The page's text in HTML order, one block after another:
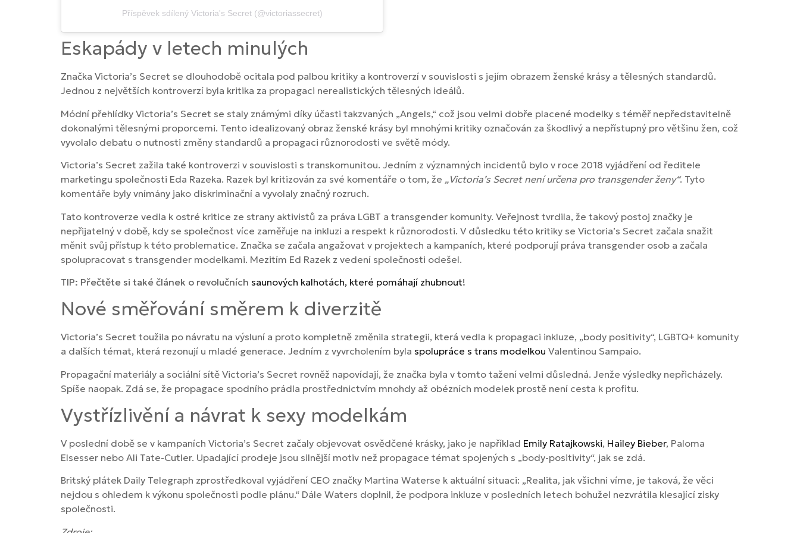
Příspěvek sdílený Victoria's Secret (@victoriassecret)
Eskapády v letech minulých
Značka Victoria’s Secret se dlouhodobě ocitala pod palbou kritiky a kontroverzí v souvislosti s jejím obrazem ženské krásy a tělesných standardů.
Jednou z největších kontroverzí byla kritika za propagaci nerealistických tělesných ideálů.
Módní přehlídky Victoria’s Secret se staly známými díky účasti takzvaných „Angels,“ což jsou velmi dobře placené modelky s téměř nepředstavitelně
dokonalými tělesnými proporcemi. Tento idealizovaný obraz ženské krásy byl mnohými kritiky označován za škodlivý a nepřístupný pro většinu žen, což
vyvolalo debatu o nutnosti změny standardů a propagaci různorodosti ve světě módy.
Victoria’s Secret zažila také kontroverzi v souvislosti s transkomunitou. Jedním z významných incidentů bylo v roce 2018 vyjádření od ředitele
marketingu společnosti Eda Razeka. Razek byl kritizován za své komentáře o tom, že „Victoria’s Secret není určena pro transgender ženy“. Tyto
komentáře byly vnímány jako diskriminační a vyvolaly značný rozruch.
Tato kontroverze vedla k ostré kritice ze strany aktivistů za práva LGBT a transgender komunity. Veřejnost tvrdila, že takový postoj značky je
nepřijatelný v době, kdy se společnost více zaměřuje na inkluzi a respekt k různorodosti. V důsledku této kritiky se Victoria’s Secret začala snažit
měnit svůj přístup k této problematice. Značka se začala angažovat v projektech a kampaních, které podporují práva transgender osob a začala
spolupracovat s transgender modelkami. Mezitím Ed Razek z vedení společnosti odešel.
TIP: Přečtěte si také článek o revolučních saunových kalhotách, které pomáhají zhubnout!
Nové směřování směrem k diverzitě
Victoria’s Secret toužila po návratu na výsluní a proto kompletně změnila strategii, která vedla k propagaci inkluze, „body positivity“, LGBTQ+ komunity
a dalších témat, která rezonují u mladé generace. Jedním z vyvrcholením byla spolupráce s trans modelkou Valentinou Sampaio.
Propagační materiály a sociální sítě Victoria’s Secret rovněž napovídají, že značka byla v tomto tažení velmi důsledná. Jenže výsledky nepřicházely.
Spíše naopak. Zdá se, že propagace spodního prádla prostřednictvím mnohdy až obézních modelek prostě není cesta k profitu.
Vystřízlivění a návrat k sexy modelkám
V poslední době se v kampaních Victoria’s Secret začaly objevovat osvědčené krásky, jako je například Emily Ratajkowski, Hailey Bieber, Paloma
Elsesser nebo Ali Tate-Cutler. Upadající prodeje jsou silnější motiv než propagace témat spojených s „body-positivity“, jak se zdá.
Britský plátek Daily Telegraph zprostředkoval vyjádření CEO značky Martina Waterse k aktuální situaci: „Realita, jak všichni víme, je taková, že věci
nejdou s ohledem k výkonu společnosti podle plánu.“ Dále Waters doplnil, že podpora inkluze v posledních letech bohužel nezvrátila klesající zisky
společnosti.